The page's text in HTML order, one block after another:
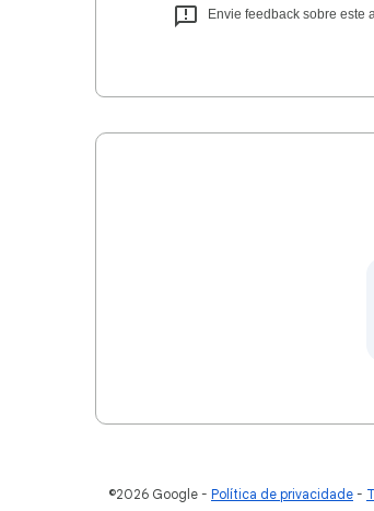
Envie feedback sobre este
©2026 Google Política de privacidade